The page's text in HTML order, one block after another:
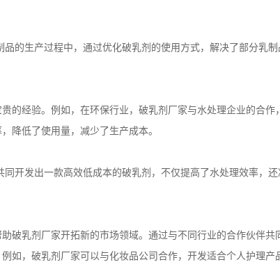
的生产过程中，通过优化破乳剂的使用方式，解决了部分乳制
的经验。例如，在环保行业，破乳剂厂家与水处理企业的合作
降低了使用量，减少了生产成本。
开发出一款高效低成本的破乳剂，不仅提高了水处理效率，还
破乳剂厂家开拓新的市场领域。通过与不同行业的合作伙伴
如，破乳剂厂家可以与化妆品公司合作，开发适合个人护理产